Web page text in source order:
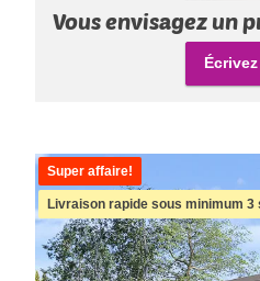
Vous envisagez un
Super affaire!
Livraison rapide sous minimum 3